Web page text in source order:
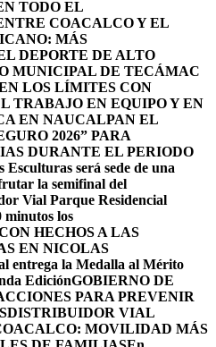
TODO EL
COACALCO Y EL
MÁS
DEPORTE DE ALTO
MUNICIPAL DE TECÁMAC
LOS LÍMITES CON
TRABAJO EN EQUIPO Y EN
EN NAUCALPAN EL
2026” PARA
DURANTE EL PERIODO
Esculturas será sede de una
la semifinal del
Vial Parque Residencial
minutos los
HECHOS A LAS
EN NICOLAS
entrega la Medalla al Mérito
EdiciónGOBIERNO DE
PARA PREVENIR
DISTRIBUIDOR VIAL
MOVILIDAD MÁS